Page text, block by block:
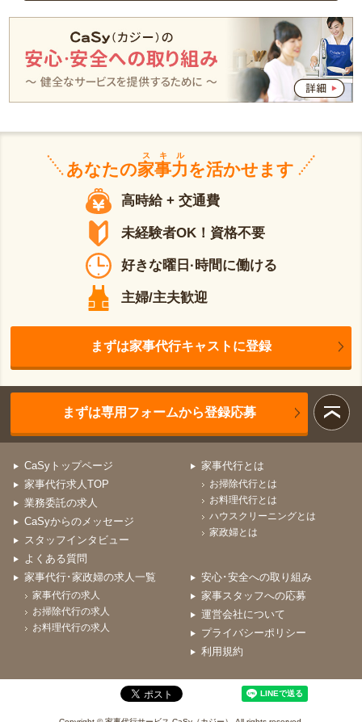
あなたの家事力
スキル
を活かせます
高時給 + 交通費
未経験者OK！資格不要
好きな曜日·時間に働ける
主婦/主夫歓迎
まずは家事代行キャストに登録
まずは専用フォームから登録応募
CaSyトップページ
家事代行求人TOP
業務委託の求人
CaSyからのメッセージ
スタッフインタビュー
よくある質問
家事代行とは
お掃除代行とは
お料理代行とは
ハウスクリーニングとは
家政婦とは
家事代行･家政婦の求人一覧
家事代行の求人
お掃除代行の求人
お料理代行の求人
安心･安全への取り組み
家事スタッフへの応募
運営会社について
プライバシーポリシー
利用規約